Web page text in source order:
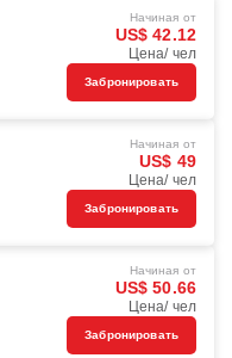
Начиная от
US$ 42.12
Цена/ чел
Забронировать
Начиная от
US$ 49
Цена/ чел
Забронировать
Начиная от
US$ 50.66
Цена/ чел
Забронировать